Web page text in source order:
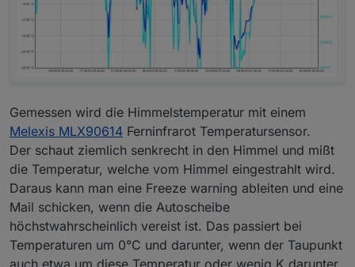
Gemessen wird die Himmelstemperatur mit einem
Melexis MLX90614 Ferninfrarot Temperatursensor.
Der schaut ziemlich senkrecht in den Himmel und mißt
die Temperatur, welche vom Himmel eingestrahlt wird.
Daraus kann man eine Freeze warning ableiten und eine
Mail schicken, wenn die Autoscheibe
höchstwahrscheinlich vereist ist. Das passiert bei
Temperaturen um 0°C und darunter, wenn der Taupunkt